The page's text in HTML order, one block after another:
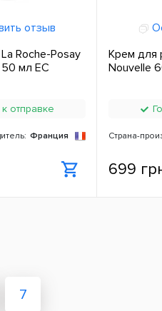
отзыв
Roche-Posay
50 мл ЕС
к отправке
Франция
Крем для
Nouvelle
Страна-
699
7